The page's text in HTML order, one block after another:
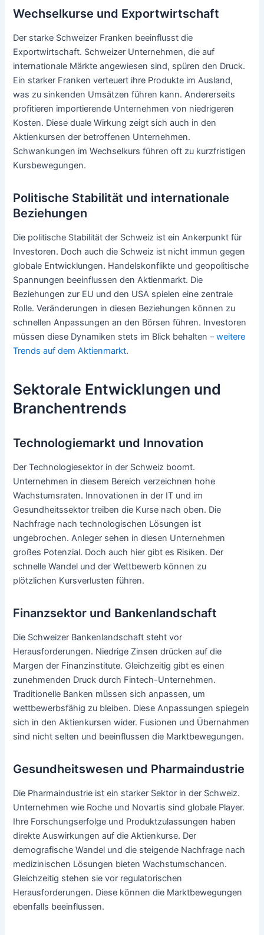
Wechselkurse und Exportwirtschaft
Der starke Schweizer Franken beeinflusst die
Exportwirtschaft. Schweizer Unternehmen, die auf
internationale Märkte angewiesen sind, spüren den Druck.
Ein starker Franken verteuert ihre Produkte im Ausland,
was zu sinkenden Umsätzen führen kann. Andererseits
profitieren importierende Unternehmen von niedrigeren
Kosten. Diese duale Wirkung zeigt sich auch in den
Aktienkursen der betroffenen Unternehmen.
Schwankungen im Wechselkurs führen oft zu kurzfristigen
Kursbewegungen.
Politische Stabilität und internationale
Beziehungen
Die politische Stabilität der Schweiz ist ein Ankerpunkt für
Investoren. Doch auch die Schweiz ist nicht immun gegen
globale Entwicklungen. Handelskonflikte und geopolitische
Spannungen beeinflussen den Aktienmarkt. Die
Beziehungen zur EU und den USA spielen eine zentrale
Rolle. Veränderungen in diesen Beziehungen können zu
schnellen Anpassungen an den Börsen führen. Investoren
müssen diese Dynamiken stets im Blick behalten –weitere
Trends auf dem Aktienmarkt.
Sektorale Entwicklungen und
Branchentrends
Technologiemarkt und Innovation
Der Technologiesektor in der Schweiz boomt.
Unternehmen in diesem Bereich verzeichnen hohe
Wachstumsraten. Innovationen in der IT und im
Gesundheitssektor treiben die Kurse nach oben. Die
Nachfrage nach technologischen Lösungen ist
ungebrochen. Anleger sehen in diesen Unternehmen
großes Potenzial. Doch auch hier gibt es Risiken. Der
schnelle Wandel und der Wettbewerb können zu
plötzlichen Kursverlusten führen.
Finanzsektor und Bankenlandschaft
Die Schweizer Bankenlandschaft steht vor
Herausforderungen. Niedrige Zinsen drücken auf die
Margen der Finanzinstitute. Gleichzeitig gibt es einen
zunehmenden Druck durch Fintech-Unternehmen.
Traditionelle Banken müssen sich anpassen, um
wettbewerbsfähig zu bleiben. Diese Anpassungen spiegeln
sich in den Aktienkursen wider. Fusionen und Übernahmen
sind nicht selten und beeinflussen die Marktbewegungen.
Gesundheitswesen und Pharmaindustrie
Die Pharmaindustrie ist ein starker Sektor in der Schweiz.
Unternehmen wie Roche und Novartis sind globale Player.
Ihre Forschungserfolge und Produktzulassungen haben
direkte Auswirkungen auf die Aktienkurse. Der
demografische Wandel und die steigende Nachfrage nach
medizinischen Lösungen bieten Wachstumschancen.
Gleichzeitig stehen sie vor regulatorischen
Herausforderungen. Diese können die Marktbewegungen
ebenfalls beeinflussen.